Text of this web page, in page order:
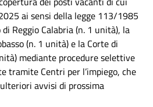
ai sensi della legge 113/1985
Reggio Calabria (n. 1 unità), la
(n. 1 unità) e la Corte di
mediante procedure selettive
tramite Centri per l’impiego, che
avvisi di prossima